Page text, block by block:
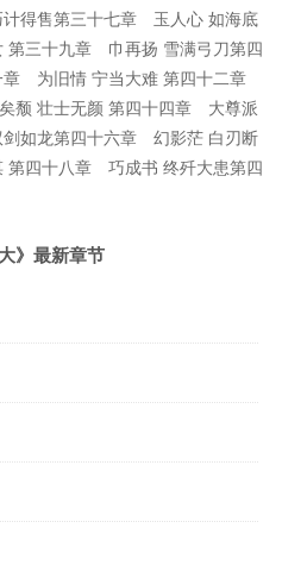
得售第三十七章 玉人心 如海底
三十九章 巾再扬 雪满弓刀第四
为旧情 宁当大难 第四十二章
颓 壮士无颜 第四十四章 大尊派
如龙第四十六章 幻影茫 白刃断
四十八章 巧成书 终歼大患第四
》最新章节